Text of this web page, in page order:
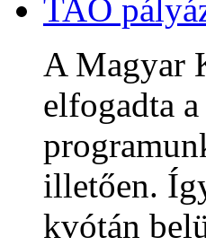
TAO
A Magyar
elfogadta
illetően.
kvótán